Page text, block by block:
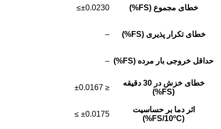
خطای مجموع (FS%) ±0.0230≥
خطای تکرار پذیری (FS%) –
حداقل خروجی بار مرده (FS%) –
خطای خزش در 30 دقیقه
(FS%)
≤ ±0.0167
اثر دما بر حساسیت
(FS/10ºC%)
±0.0175 ≥